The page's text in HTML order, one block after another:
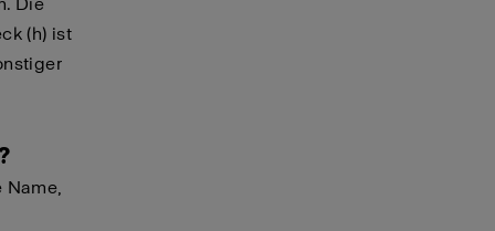
(h) ist
Name,